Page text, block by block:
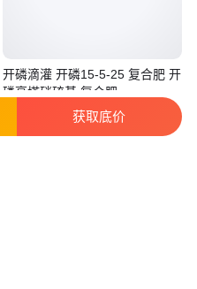
开磷滴灌 开磷15-5-25 复合肥 开
磷高塔硝硫基 复合肥
￥4600.00 广西南宁
获取底价